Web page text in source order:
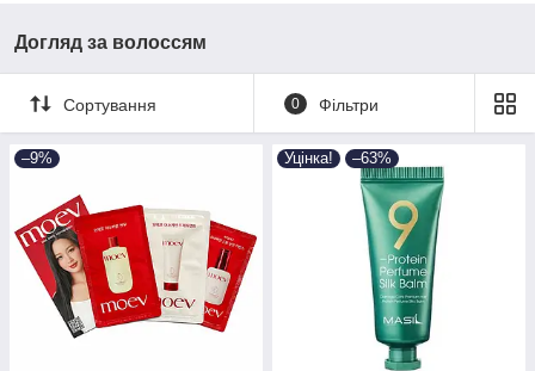
Догляд за волоссям
Сортування 0 Фільтри
–9% Уцінка! –63%